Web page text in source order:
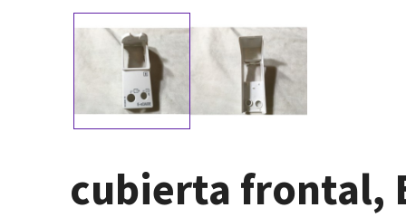
cubierta frontal,